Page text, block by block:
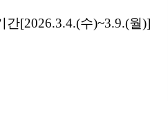
간[2026.3.4.(수)~3.9.(월)]